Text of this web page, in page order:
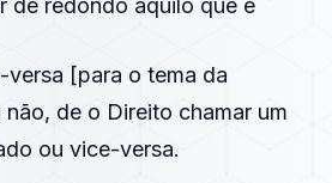
de redondo aquilo que é
[para o tema da
de o Direito chamar um
ou vice-versa.